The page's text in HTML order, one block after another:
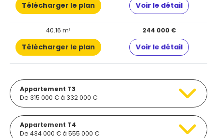
Télécharger le plan Voir le détail
40.16 m² 244 000 €
Télécharger le plan Voir le détail
Appartement T3
De 315 000 € à 332 000 €
Appartement T4
De 434 000 € à 555 000 €